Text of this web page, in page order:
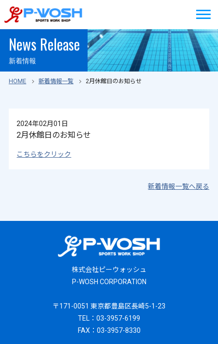
News Release
新着情報
HOME 新着情報一覧 2月休館日のお知らせ
2024年02月01日
2月休館日のお知らせ
こちらをクリック
新着情報一覧へ戻る
株式会社ピーウォッシュ
P-WOSH CORPORATION
〒171-0051 東京都豊島区長崎5-1-23
TEL：03-3957-6199
FAX：03-3957-8330